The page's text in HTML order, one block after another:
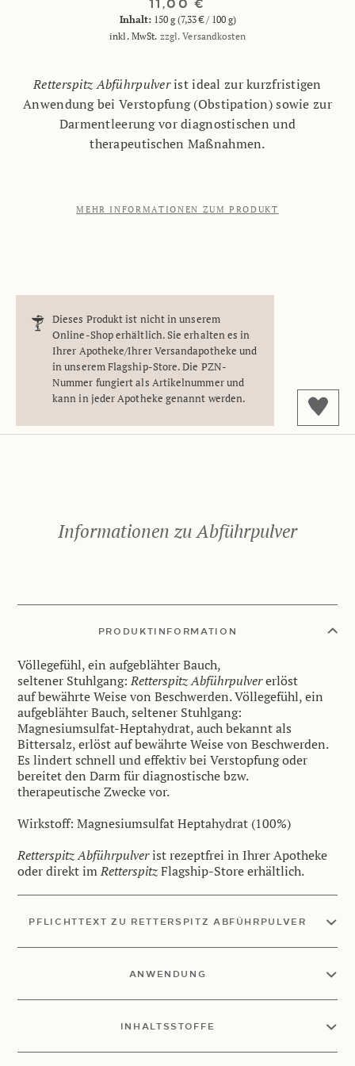
Inhalt: 150 g (7,33 € / 100 g)
inkl. MwSt. zzgl. Versandkosten
Retterspitz Abführpulverist ideal zur kurzfristigen
Anwendung bei Verstopfung (Obstipation) sowie zur
Darmentleerung vor diagnostischen und
therapeutischen Maßnahmen.
MEHR INFORMATIONEN ZUM PRODUKT
Dieses Produkt ist nicht in unserem
Online-Shop erhältlich. Sie erhalten es in
Ihrer Apotheke/Ihrer Versandapotheke und
in unserem Flagship-Store. Die PZN-
Nummer fungiert als Artikelnummer und
kann in jeder Apotheke genannt werden.
Informationen zu Abführpulver
PRODUKTINFORMATION
Völlegefühl, ein aufgeblähter Bauch,
seltener Stuhlgang:Retterspitz Abführpulvererlöst
auf bewährte Weise von Beschwerden. Völlegefühl, ein
aufgeblähter Bauch, seltener Stuhlgang:
Magnesiumsulfat-Heptahydrat, auch bekannt als
Bittersalz, erlöst auf bewährte Weise von Beschwerden.
Es lindert schnell und effektiv bei Verstopfung oder
bereitet den Darm für diagnostische bzw.
therapeutische Zwecke vor.
Wirkstoff: Magnesiumsulfat Heptahydrat (100%)
Retterspitz Abführpulverist rezeptfrei in Ihrer Apotheke
oder direkt imRetterspitzFlagship-Store erhältlich.
PFLICHTTEXT ZU RETTERSPITZ ABFÜHRPULVER
ANWENDUNG
INHALTSSTOFFE